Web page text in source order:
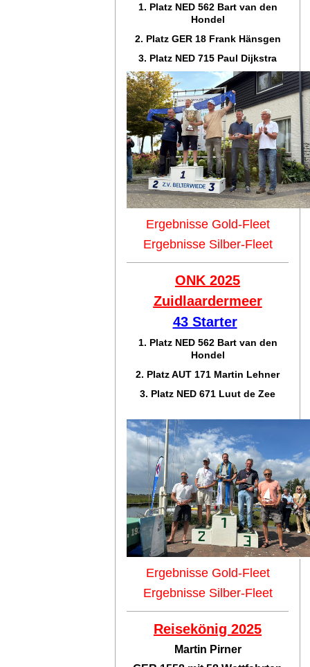
1. Platz NED 562 Bart van den
Hondel
2. Platz GER 18 Frank Hänsgen
3. Platz NED 715 Paul Dijkstra
Ergebnisse Gold-Fleet
Ergebnisse Silber-Fleet
ONK 2025
Zuidlaardermeer
43 Starter
1. Platz NED 562 Bart van den
Hondel
2. Platz AUT 171 Martin Lehner
3. Platz NED 671 Luut de Zee
Ergebnisse Gold-Fleet
Ergebnisse Silber-Fleet
Reisekönig 2025
Martin Pirner